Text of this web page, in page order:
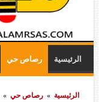
الرئيسية رصاص حي
الرئيسية » رصاص حي »